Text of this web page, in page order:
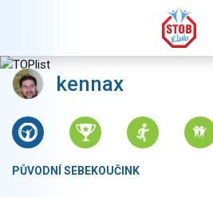
kennax
PŮVODNÍ SEBEKOUČINK